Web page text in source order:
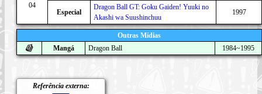
04
Especial
Dragon Ball GT: Goku Gaiden! Yuuki no
Akashi wa Suushinchuu
1997
Outras Mídias
Mangá
Dragon Ball 1984~1995
Referência externa: